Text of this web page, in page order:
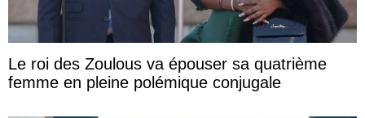
Le roi des Zoulous va épouser sa quatrième
femme en pleine polémique conjugale